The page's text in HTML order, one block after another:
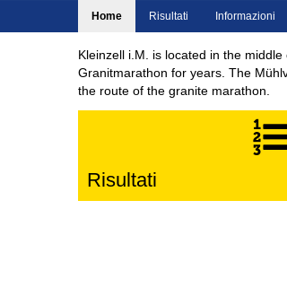
Home Risultati Informazioni
Kleinzell i.M. is located in the
Granitmarathon for years. The
the route of the granite marathon.
Risultati